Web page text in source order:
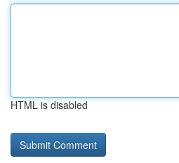
HTML is disabled